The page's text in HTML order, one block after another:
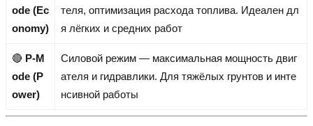
ode (Ec
onomy)
теля, оптимизация расхода топлива. Идеален дл
я лёгких и средних работ
🔴 P-M
ode (P
ower)
Силовой режим — максимальная мощность двиг
ателя и гидравлики. Для тяжёлых грунтов и инте
нсивной работы